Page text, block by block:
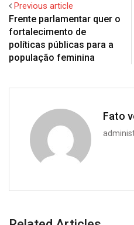
Previous article
Frente parlamentar quer o
fortalecimento de
políticas públicas para a
população feminina
Fato